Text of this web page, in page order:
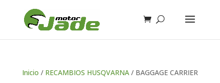
Inicio / RECAMBIOS HUSQVARNA/ BAGGAGE CARRIER